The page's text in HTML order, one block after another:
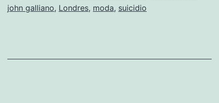
john galliano, Londres, moda, suicidio